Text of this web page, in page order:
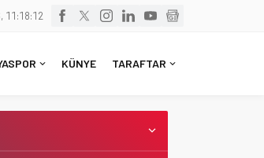
11:18:12
KÜNYE TARAFTAR